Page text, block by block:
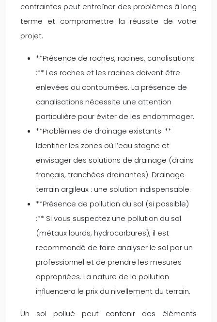
contraintes peut entraîner des problèmes à long
terme et compromettre la réussite de votre
projet.
**Présence de roches, racines, canalisations
:** Les roches et les racines doivent être
enlevées ou contournées. La présence de
canalisations nécessite une attention
particulière pour éviter de les endommager.
**Problèmes de drainage existants :**
Identifier les zones où l’eau stagne et
envisager des solutions de drainage (drains
français, tranchées drainantes). Drainage
terrain argileux : une solution indispensable.
**Présence de pollution du sol (si possible)
:** Si vous suspectez une pollution du sol
(métaux lourds, hydrocarbures), il est
recommandé de faire analyser le sol par un
professionnel et de prendre les mesures
appropriées. La nature de la pollution
influencera le prix du nivellement du terrain.
Un sol pollué peut contenir des éléments